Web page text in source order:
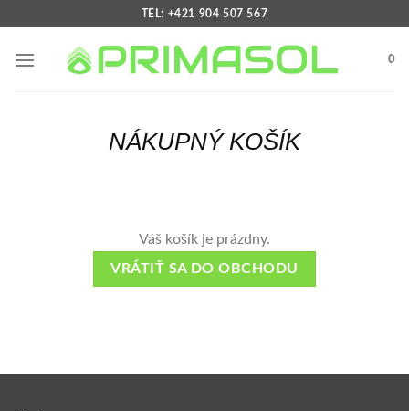
content
TEL: +421 904 507 567
0
NÁKUPNÝ KOŠÍK
Váš košík je prázdny.
VRÁTIŤ SA DO OBCHODU